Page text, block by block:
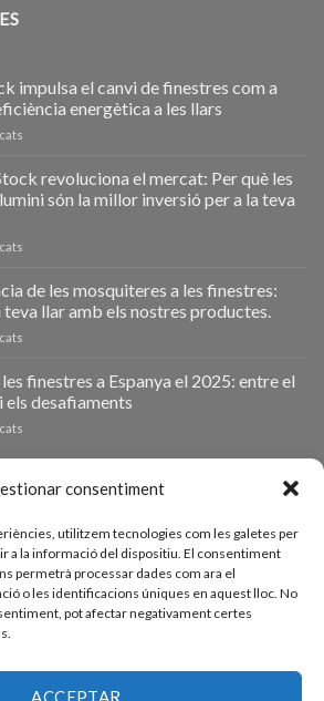
consentiment
utilitzem tecnologies com les galetes per
a la informació del dispositiu. El consentiment
permetrà processar dades com ara el
o les identificacions úniques en aquest lloc. No
pot afectar negativament certes
ACCEPTAR
impulsa el canvi de finestres com a
energètica a les llars
impulsa
el
cambio
clave
para
la
en
los
revoluciona el mercat: Per què les
són la millor inversió per a la teva
VentanaStock
revoluciona
el
qué
las
la
inversión
para
en
2025
de les mosquiteres a les finestres:
llar amb els nostres productes.
importancia
de
las
ventanas:
hogar
con
nuestros
productos.
finestres a Espanya el 2025: entre el
els desafiaments
de
en
España
en
2025:
entre
y
los
d'altres mesures podeu sol·licitar un
del nostre formulari de sol·licitud de